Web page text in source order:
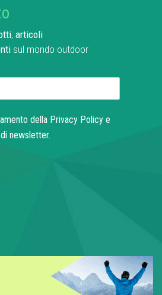
, articoli
sul mondo outdoor
della Privacy Policye
newsletter.